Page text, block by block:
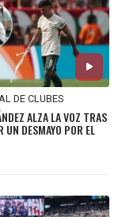
DE CLUBES
ALZA LA VOZ TRAS
UN DESMAYO POR EL